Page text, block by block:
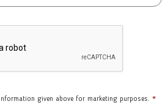
given above for marketing purposes. *